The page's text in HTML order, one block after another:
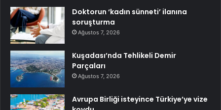
Doktorun ‘kadın sünneti’ ilanına
soruşturma
Ağustos 7, 2026
Kuşadası’nda Tehlikeli Demir
Parçaları
Ağustos 7, 2026
Avrupa Birliği isteyince Türkiye’ye vize